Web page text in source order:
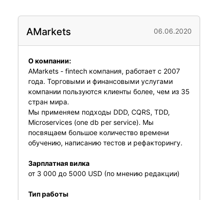
AMarkets 06.06.2020
О компании:
AMarkets - fintech компания, работает с 2007
года. Торговыми и финансовыми услугами
компании пользуются клиенты более, чем из 35
стран мира.
Мы применяем подходы DDD, CQRS, TDD,
Microservices (one db per service). Мы
посвящаем большое количество времени
обучению, написанию тестов и рефакторингу.
Зарплатная вилка
от 3 000 до 5000 USD (по мнению редакции)
Тип работы